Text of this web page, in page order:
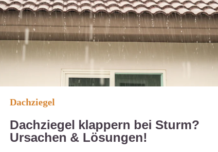
Dachziegel
Dachziegel klappern bei Sturm?
Ursachen & Lösungen!